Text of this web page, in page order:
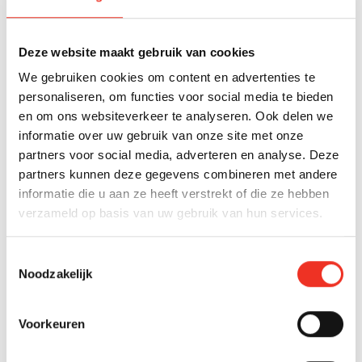
Deze website maakt gebruik van cookies
We gebruiken cookies om content en advertenties te
personaliseren, om functies voor social media te bieden
en om ons websiteverkeer te analyseren. Ook delen we
informatie over uw gebruik van onze site met onze
partners voor social media, adverteren en analyse. Deze
partners kunnen deze gegevens combineren met andere
informatie die u aan ze heeft verstrekt of die ze hebben
verzameld op basis van uw gebruik van hun services.
Noodzakelijk
Voorkeuren
Verkocht
Den Haag
Smildestraat 9
€ 500.000 k.k.
119 m2 5 kamers A
ZOEKOPDRACHT
Niet gevonden wat je zoekt?
Laat ons je helpen en maak een gratis